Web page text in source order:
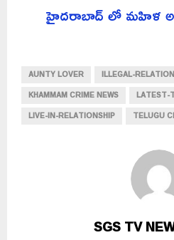
హైదరాబాద్ లో మహిళ
AUNTY LOVER
ILLEGAL-
KHAMMAM CRIME NEWS
LATEST-
LIVE-IN-RELATIONSHIP
TELUGU
SGS TV